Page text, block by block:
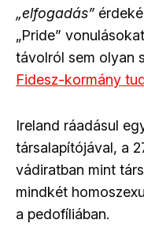
„elfogadás”
„Pride”
távolról sem olyan
Fidesz-kormány
Ireland ráadásul
társalapítójával, a
vádiratban mint
mindkét
a pedofíliában.